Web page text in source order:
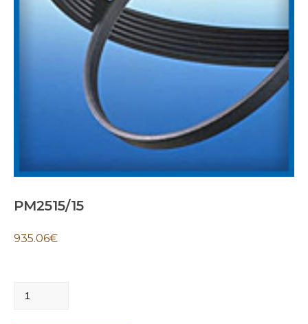
PM2515/15
935.06€
PM2515/15